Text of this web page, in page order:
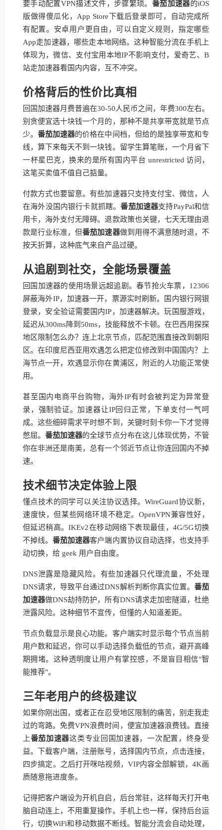
要手动配置VPN描述文件，步骤繁琐。 番茄加速器的iOS
版做得傻瓜化，App Store下载后登录即可，自动完成所
有配置。安卓用户更自由，可以自定义规则，指定哪些
App走加速器，哪些走本地网络。这种智能分流在手机上
体现为，微信、支付宝用本地IP不影响支付，爱奇艺、B
站走加速器看国内内容，互不冲突。
价格背后的性价比真相
回国加速器月费普遍在30-50人民币之间，年费300左右。
别贪便宜选十块钱一个月的，那种不是共享带宽就是节点
少。番茄加速器的价格在中间档，但给的是独享带宽和专
线，算下来每天不到一块钱。留学生算笔账，一个月省下
一杯星巴克，换来的是所有国内平台 unrestricted 访问，
这笔买卖值不值自己掂量。
付款方式也要留意。有些加速器只支持支付宝、微信，人
在海外没国内银行卡就抓瞎。番茄加速器支持PayPal和信
用卡，海外支付无障碍。退款政策也关键，七天无理由退
款是行业标准，但番茄加速器做到用得不满意随时退，不
按天折算，这种底气来自产品过硬。
从追剧到社交，全能场景覆盖
回国加速器的使用场景远超追剧。春节抢火车票，12306
屏蔽海外IP，加速器一开，票源实时刷新。国内银行网银
登录，安全验证需要国内IP，加速器解决。玩国服游戏，
延迟从300ms降到50ms，技能释放不卡顿。在巴西用探探
地区限制怎么办？连上北京节点，匹配范围直接改到朝阳
区。在印度尼西亚用欢遇怎么把定位修改到中国国内？上
海节点一开，欢遇显示你在黄浦区，附近的人功能正常使
用。
甚至国内电商平台购物，海外IP有时会被判定为异常登
录，强制验证。加速器让IP回归正常，下单支付一气呵
成。这些细碎需求平时想不到，关键时刻卡你一下才觉得
憋屈。番茄加速器的全球节点分布在这儿体现优势，不管
你在非洲还是南美，总有一个邻近节点让你连回国内不掉
速。
技术细节决定体验上限
懂点技术的同学可以关注协议选择。WireGuard协议新，
速度快，但某些网络环境不稳定。OpenVPN兼容性好，
但延迟稍高。IKEv2在移动网络下表现最佳，4G/5G切换
不掉线。番茄加速器客户端内置协议自动选择，也支持手
动切换，给 geek 用户自由度。
DNS泄露是隐藏风险。有些加速器只代理流量，不处理
DNS请求，导致平台通过DNS解析判断你真实位置。 番茄
加速器做DNS劫持防护，所有DNS请求走加密隧道，杜绝
泄露风险。这种细节不宣传，但懂的人知道差距。
节点负载显示是良心功能。客户端实时显示每个节点当前
用户数和延迟，你可以手动选择负载低的节点，避开高峰
期拥堵。这种透明度让用户有掌控感，不是盲目相信"智
能推荐"。
三年老用户的终极建议
如果你刚出国，或者正在忍受地区限制的痛苦，别走我走
过的弯路。免费VPN浪费时间，便宜加速器浪费钱。直接
上番茄加速器这类专业回国加速器，一次配置，终身受
益。下载客户端，注册账号，选择国内节点，点击连接，
四步搞定。之后打开咪咕视频，VIP内容全部解锁，4K画
质随意拖进度条。
记得把客户端设为开机自启，后台常驻，这样每天打开电
脑自动连上，不用重复操作。手机上也一样，保持后台运
行，切换WiFi和移动数据不断线。智能分流会自动处理，